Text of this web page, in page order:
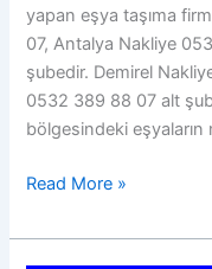
yapan eşya taşıma
07, Antalya Nakliye
şubedir. Demirel
0532 389 88 07 alt
bölgesindeki eşyaların
Demirel
05323898807
Read More »